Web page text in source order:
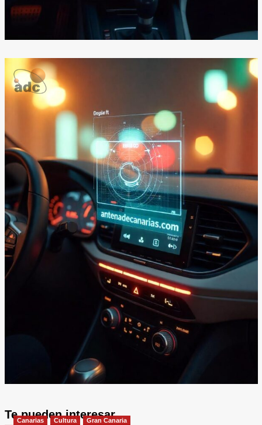
Te pueden interesar
Canarias Cultura Gran Canaria